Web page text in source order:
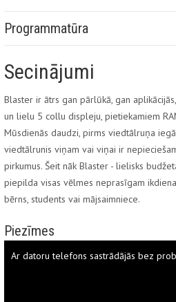
Programmatūra
Secinājumi
Blaster ir ātrs gan pārlūkā, gan
un lielu 5 collu displeju, pietiekamiem
Mūsdienās daudzi, pirms viedtālruņa
viedtālrunis viņam vai viņai ir
pirkumus. Šeit nāk Blaster - lielisks
piepilda visas vēlmes neprasīgam
bērns, students vai mājsaimniece.
Piezīmes
Ar datoru telefons sastrādājās bez